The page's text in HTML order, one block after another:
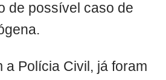
de possível caso de
a Polícia Civil, já foram